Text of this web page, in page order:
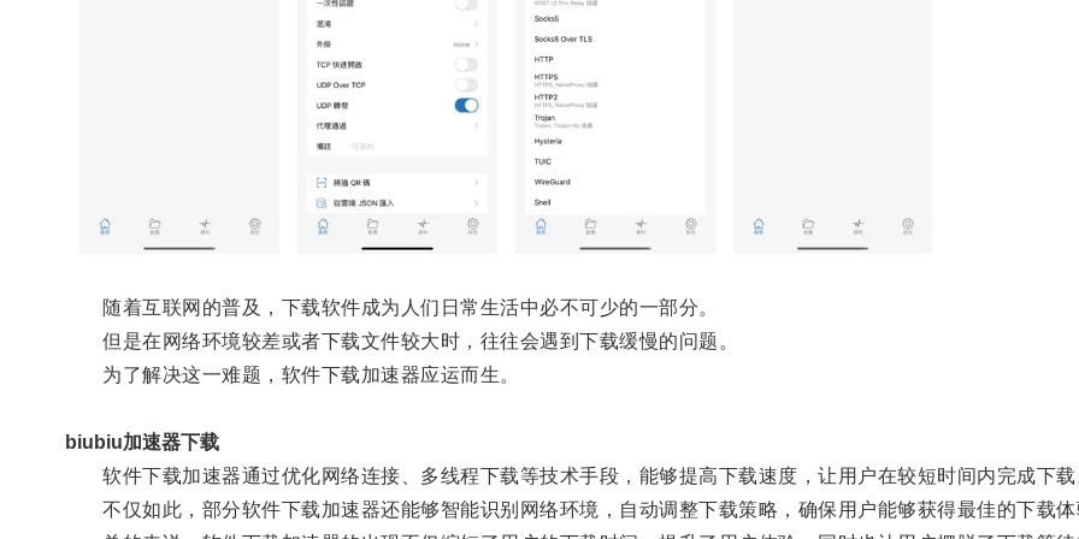
随着互联网的普及，下载软件成为人们日常生活中必不可少的一部分。
但是在网络环境较差或者下载文件较大时，往往会遇到下载缓慢的问题。
为了解决这一难题，软件下载加速器应运而生。
biubiu加速器下载
软件下载加速器通过优化网络连接、多线程下载等技术手段，能够提高下载速度，让用户在较短时间内完成下
不仅如此，部分软件下载加速器还能够智能识别网络环境，自动调整下载策略，确保用户能够获得最佳的下载